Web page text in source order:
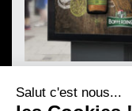
Salut c'est nous...